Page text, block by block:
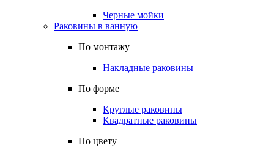
Черные мойки
Раковины в ванную
По монтажу
Накладные раковины
По форме
Круглые раковины
Квадратные раковины
По цвету